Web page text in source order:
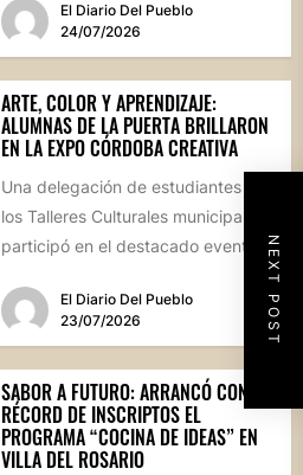
NEXT POST
El Diario Del Pueblo
24/07/2026
ARTE, COLOR Y APRENDIZAJE:
ALUMNAS DE LA PUERTA BRILLARON
EN LA EXPO CÓRDOBA CREATIVA
Una delegación de estudiantes de
los Talleres Culturales municipales
participó en el destacado evento
cordobesa,...El Diario Del Pueblo
23/07/2026
SABOR A FUTURO: ARRANCÓ CON
RÉCORD DE INSCRIPTOS EL
PROGRAMA “COCINA DE IDEAS” EN
VILLA DEL ROSARIO